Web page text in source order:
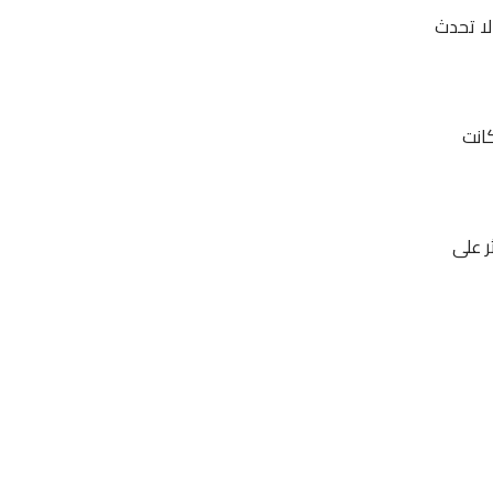
تحدث
على